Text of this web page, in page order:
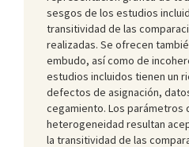
sesgos de los estudios
transitividad de las
realizadas. Se ofrecen
embudo, así como de
estudios incluidos tienen un
defectos de asignación,
cegamiento. Los parámetros
heterogeneidad resultan
la transitividad de las